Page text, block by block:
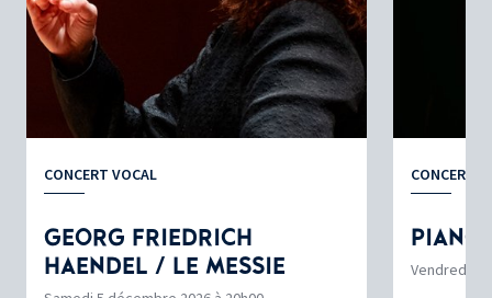
CONCERT VOCAL
GEORG FRIEDRICH
HAENDEL / LE MESSIE
CONCERT
Vendredi 22